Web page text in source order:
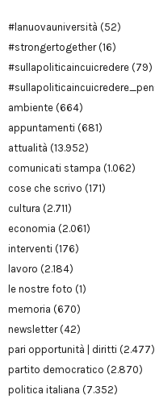
#lanuovauniversità (52)
#strongertogether(16)
#sullapoliticaincuicredere (79)
ambiente (664)
appuntamenti (681)
attualità (13.952)
comunicati stampa (1.062)
cose che scrivo (171)
cultura (2.711)
economia (2.061)
interventi (176)
lavoro (2.184)
le nostre foto (1)
memoria (670)
newsletter(42)
pari opportunità | diritti (2.477)
partito democratico (2.870)
politica italiana (7.352)